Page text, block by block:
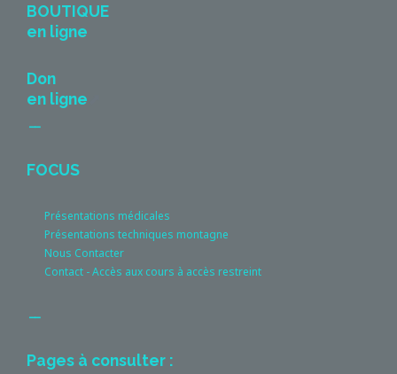
BOUTIQUE
en ligne
Don
en ligne
FOCUS
Présentations médicales
Présentations techniques montagne
Nous Contacter
Contact - Accès aux cours à accès restreint
Pages à consulter :